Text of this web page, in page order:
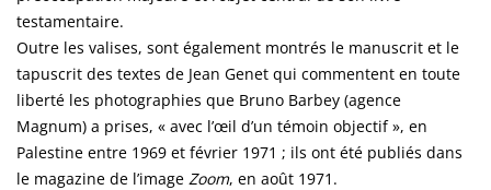
testamentaire.
Outre les valises, sont également montrés le manuscrit et le
tapuscrit des textes de Jean Genet qui commentent en toute
liberté les photographies que Bruno Barbey (agence
Magnum) a prises, « avec l’œil d’un témoin objectif », en
Palestine entre 1969 et février 1971 ; ils ont été publiés dans
le magazine de l’image Zoom, en août 1971.